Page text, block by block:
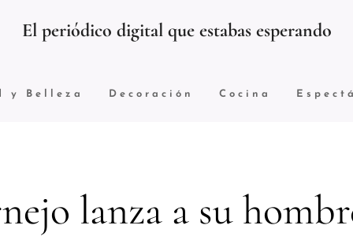
El periódico digital que estabas esperando
y Belleza Decoración Cocina
lanza a su